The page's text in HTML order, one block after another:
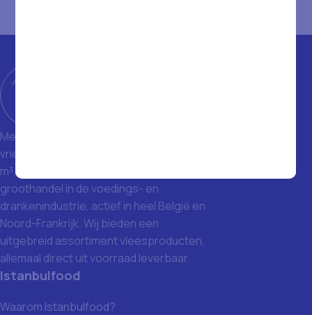
Met een magazijn van 1400 m² en
vriezers met een totale inhoud van 1500
m³, zijn we een toonaangevende
groothandel in de voedings- en
drankenindustrie, actief in heel België en
Noord-Frankrijk. Wij bieden een
uitgebreid assortiment vleesproducten,
allemaal direct uit voorraad leverbaar.
Istanbulfood
Waarom Istanbulfood?